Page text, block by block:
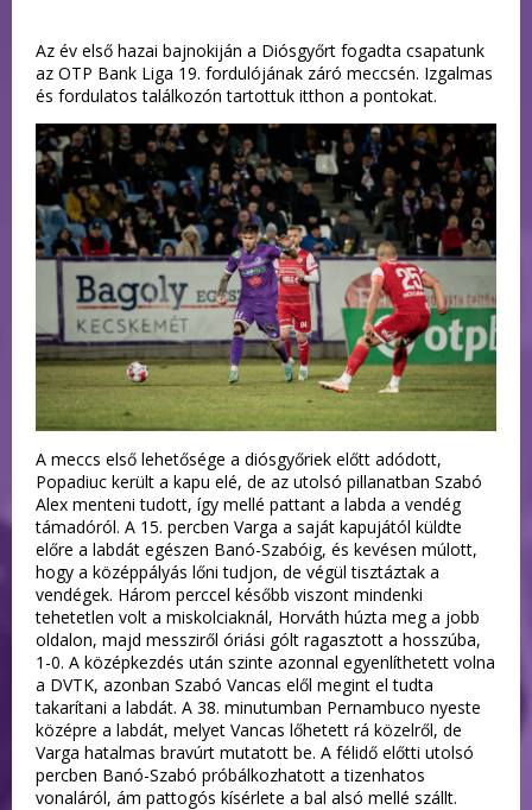
Az év első hazai bajnokiján a Diósgyőrt fogadta csapatunk
az OTP Bank Liga 19. fordulójának záró meccsén. Izgalmas
és fordulatos találkozón tartottuk itthon a pontokat.
A meccs első lehetősége a diósgyőriek előtt adódott,
Popadiuc került a kapu elé, de az utolsó pillanatban Szabó
Alex menteni tudott, így mellé pattant a labda a vendég
támadóról. A 15. percben Varga a saját kapujától küldte
előre a labdát egészen Banó-Szabóig, és kevésen múlott,
hogy a középpályás lőni tudjon, de végül tisztáztak a
vendégek. Három perccel később viszont mindenki
tehetetlen volt a miskolciaknál, Horváth húzta meg a jobb
oldalon, majd messziről óriási gólt ragasztott a hosszúba,
1-0. A középkezdés után szinte azonnal egyenlíthetett volna
a DVTK, azonban Szabó Vancas elől megint el tudta
takarítani a labdát. A 38. minutumban Pernambuco nyeste
középre a labdát, melyet Vancas lőhetett rá közelről, de
Varga hatalmas bravúrt mutatott be. A félidő előtti utolsó
percben Banó-Szabó próbálkozhatott a tizenhatos
vonaláról, ám pattogós kísérlete a bal alsó mellé szállt.